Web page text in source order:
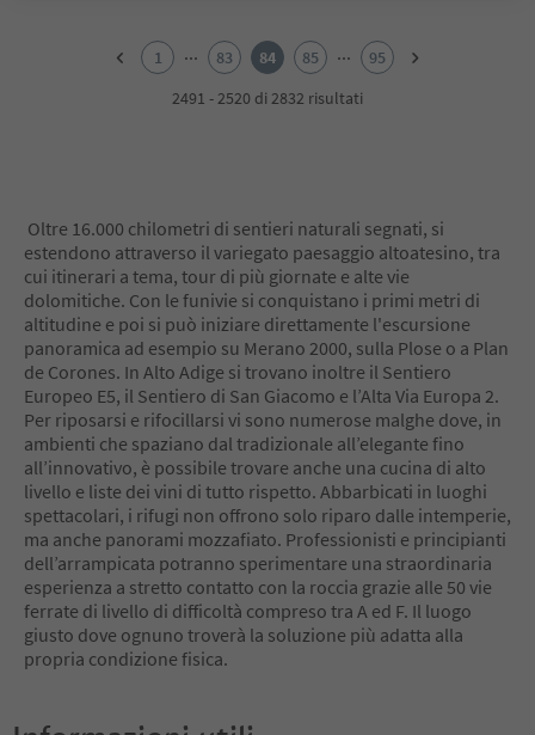
10
11
12
13
14
15
16
17
18
19
20
21
22
23
24
25
26
27
28
1 ... 83 84 85 ...
95
2491 - 2520 di 2832 risultati
Oltre 16.000 chilometri di sentieri naturali segnati, si
estendono attraverso il variegato paesaggio altoatesino, tra
cui itinerari a tema, tour di più giornate e alte vie
dolomitiche. Con le funivie si conquistano i primi metri di
altitudine e poi si può iniziare direttamente l'escursione
panoramica ad esempio su Merano 2000, sulla Plose o a Plan
de Corones. In Alto Adige si trovano inoltre il Sentiero
Europeo E5, il Sentiero di San Giacomo e l’Alta Via Europa 2.
Per riposarsi e rifocillarsi vi sono numerose malghe dove, in
ambienti che spaziano dal tradizionale all’elegante fino
all’innovativo, è possibile trovare anche una cucina di alto
livello e liste dei vini di tutto rispetto. Abbarbicati in luoghi
spettacolari, i rifugi non offrono solo riparo dalle intemperie,
ma anche panorami mozzafiato. Professionisti e principianti
dell’arrampicata potranno sperimentare una straordinaria
esperienza a stretto contatto con la roccia grazie alle 50 vie
ferrate di livello di difficoltà compreso tra A ed F. Il luogo
giusto dove ognuno troverà la soluzione più adatta alla
propria condizione fisica.